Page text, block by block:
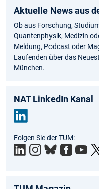
Aktuelle News aus
Ob aus Forschung,
Quantenphysik, Medizin
Meldung, Podcast oder
Laufenden über das
München.
NAT LinkedIn Kanal
edIn
Folgen Sie der TUM: